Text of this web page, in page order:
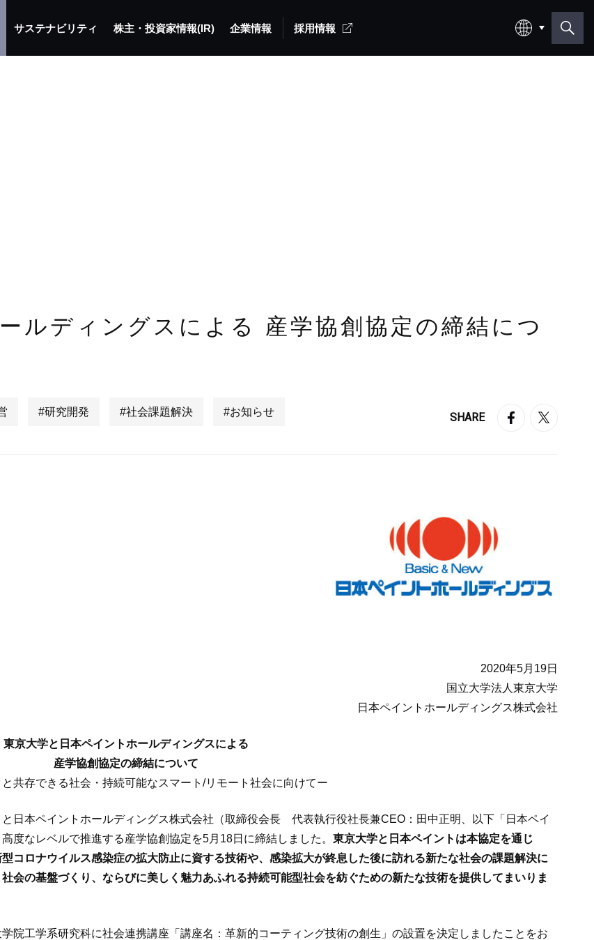
サステナビリティ 株主・投資家情報(IR) 企業情報 採用情報
ルディングスによる 産学協創協定の締結につ
#研究開発 #社会課題解決 #お知らせ SHARE
2020年5月19日
国立大学法人東京大学
日本ペイントホールディングス株式会社
東京大学と日本ペイントホールディングスによる
産学協創協定の締結について
と共存できる社会・持続可能なスマート/リモート社会に向けてー
日本ペイントホールディングス株式会社（取締役会長 代表執行役社長兼CEO：田中正明、以下「日本ペイ
度なレベルで推進する産学協創協定を5月18日に締結しました。 東京大学と日本ペイントは本協定を通じ
コロナウイルス感染症の拡大防止に資する技術や、感染拡大が終息した後に訪れる新たな社会の課題解決に
会の基盤づくり、ならびに美しく魅力あふれる持続可能型社会を紡ぐための新たな技術を提供してまいりま
院工学系研究科に社会連携講座「講座名：革新的コーティング技術の創生」の設置を決定しましたことをお